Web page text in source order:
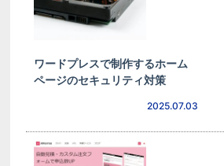
ワードプレスで制作するホーム
ページのセキュリティ対策
2025.07.03